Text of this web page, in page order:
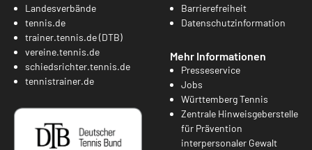
Landesverbände
tennis.de
trainer.tennis.de (DTB)
vereine.tennis.de
schiedsrichter.tennis.de
tennistrainer.de
Barrierefreiheit
Datenschutzinformation
Mehr Informationen
Presseservice
Jobs
Württemberg Tennis
Zentrale Hinweisgeberstelle
für Prävention
interpersonaler Gewalt